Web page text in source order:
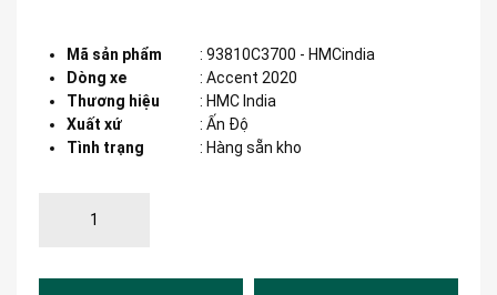
Mã sản phẩm : 93810C3700 - HMCindia
Dòng xe
: Accent 2020
Thương hiệu
: HMC India
Xuất xứ
: Ấn Độ
Tình trạng
: Hàng sẵn kho